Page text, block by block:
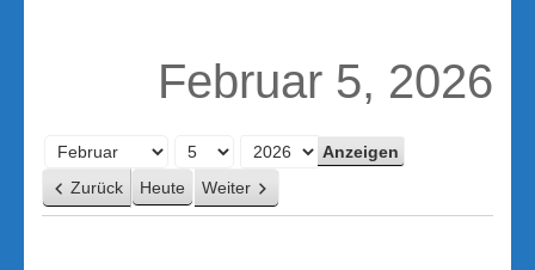
Februar 5, 2026
Monat
Tag
Jahr
Zurück Heute Weiter